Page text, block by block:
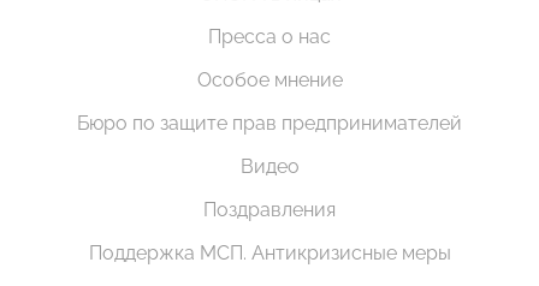
Пресса о нас
Особое мнение
Бюро по защите прав предпринимателей
Видео
Поздравления
Поддержка МСП. Антикризисные меры